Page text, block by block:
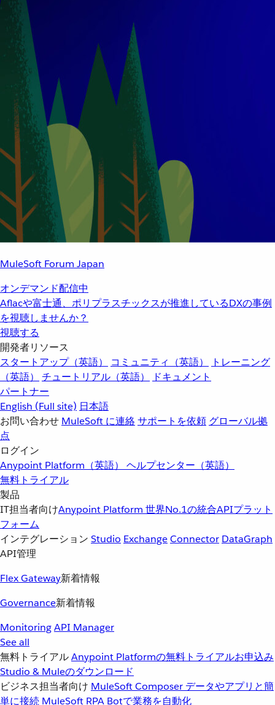
MuleSoft Forum Japan
オンデマンド配信中
Aflacや富士通、ポリプラスチックスが推進しているDXの事例
を視聴しませんか？
視聴する
開発者リソース
スタートアップ（英語）
コミュニティ（英語）
トレーニング
（英語）
チュートリアル（英語）
ドキュメント
パートナー
English (Full site) 日本語
お問い合わせ MuleSoft に連絡サポートを依頼 グローバル拠
点
ログイン
Anypoint Platform（英語） ヘルプセンター（英語）
無料トライアル
製品
IT担当者向けAnypoint Platform 世界No.1の統合APIプラット
フォーム
インテグレーション Studio ExchangeConnector DataGraph
API管理
Flex Gateway新着情報
Governance新着情報
MonitoringAPI Manager
See all
無料トライアルAnypoint Platformの無料トライアルお申込み
Studio & Muleのダウンロード
ビジネス担当者向け MuleSoft Composer データやアプリと簡
単に接続 MuleSoft RPA Botで業務を自動化